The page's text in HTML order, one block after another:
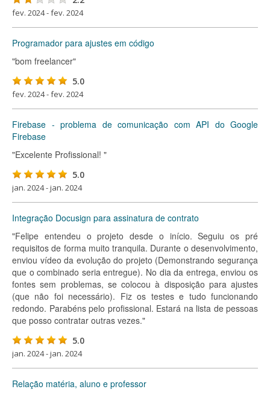
fev. 2024 - fev. 2024
Programador para ajustes em código
"bom freelancer"
5.0
fev. 2024 - fev. 2024
Firebase - problema de comunicação com API do Google
Firebase
"Excelente Profissional! "
5.0
jan. 2024 - jan. 2024
Integração Docusign para assinatura de contrato
"Felipe entendeu o projeto desde o início. Seguiu os pré
requisitos de forma muito tranquila. Durante o desenvolvimento,
enviou vídeo da evolução do projeto (Demonstrando segurança
que o combinado seria entregue). No dia da entrega, enviou os
fontes sem problemas, se colocou à disposição para ajustes
(que não foi necessário). Fiz os testes e tudo funcionando
redondo. Parabéns pelo profissional. Estará na lista de pessoas
que posso contratar outras vezes."
5.0
jan. 2024 - jan. 2024
Relação matéria, aluno e professor